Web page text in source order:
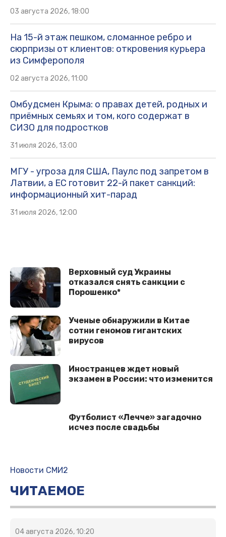
03 августа 2026, 18:00
На 15-й этаж пешком, сломанное ребро и
сюрпризы от клиентов: откровения курьера
из Симферополя
02 августа 2026, 11:00
Омбудсмен Крыма: о правах детей, родных и
приёмных семьях и том, кого содержат в
СИЗО для подростков
31 июля 2026, 13:00
МГУ - угроза для США, Паулс под запретом в
Латвии, а ЕС готовит 22-й пакет санкций:
информационный хит-парад
31 июля 2026, 12:00
Верховный суд Украины
отказался снять санкции с
Порошенко*
Ученые обнаружили в Китае
сотни геномов гигантских
вирусов
Иностранцев ждет новый
экзамен в России: что изменится
Футболист «Лечче» загадочно
исчез после свадьбы
Новости СМИ2
ЧИТАЕМОЕ
04 августа 2026, 10:20